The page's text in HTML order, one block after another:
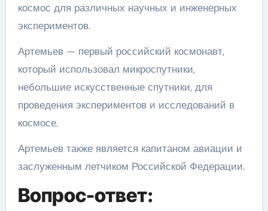
космос для различных научных и инженерных
экспериментов.
Артемьев — первый российский космонавт,
который использовал микроспутники,
небольшие искусственные спутники, для
проведения экспериментов и исследований в
космосе.
Артемьев также является капитаном авиации и
заслуженным летчиком Российской Федерации.
Вопрос-ответ: